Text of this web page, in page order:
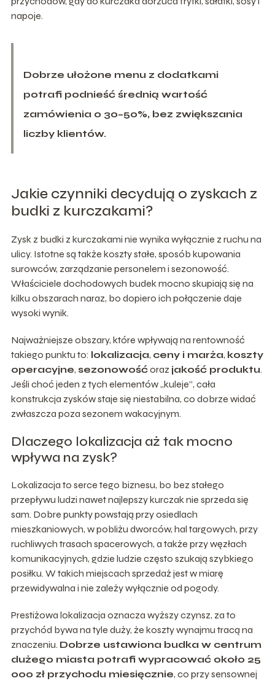
napoje.
Dobrze ułożone menu z dodatkami
potrafi podnieść średnią wartość
zamówienia o 30–50%, bez zwiększania
liczby klientów.
Jakie czynniki decydują o zyskach z
budki z kurczakami?
Zysk z budki z kurczakami nie wynika wyłącznie z ruchu na
ulicy. Istotne są także koszty stałe, sposób kupowania
surowców, zarządzanie personelem i sezonowość.
Właściciele dochodowych budek mocno skupiają się na
kilku obszarach naraz, bo dopiero ich połączenie daje
wysoki wynik.
Najważniejsze obszary, które wpływają na rentowność
takiego punktu to: lokalizacja, ceny i marża, koszty
operacyjne, sezonowośćoraz jakość produktu.
Jeśli choć jeden z tych elementów „kuleje”, cała
konstrukcja zysków staje się niestabilna, co dobrze widać
zwłaszcza poza sezonem wakacyjnym.
Dlaczego lokalizacja aż tak mocno
wpływa na zysk?
Lokalizacja to serce tego biznesu, bo bez stałego
przepływu ludzi nawet najlepszy kurczak nie sprzeda się
sam. Dobre punkty powstają przy osiedlach
mieszkaniowych, w pobliżu dworców, hal targowych, przy
ruchliwych trasach spacerowych, a także przy węzłach
komunikacyjnych, gdzie ludzie często szukają szybkiego
posiłku. W takich miejscach sprzedaż jest w miarę
przewidywalna i nie zależy wyłącznie od pogody.
Prestiżowa lokalizacja oznacza wyższy czynsz, za to
przychód bywa na tyle duży, że koszty wynajmu tracą na
znaczeniu. Dobrze ustawiona budka w centrum
dużego miasta potrafi wypracować około 25
000 zł przychodu miesięcznie, co przy sensownej